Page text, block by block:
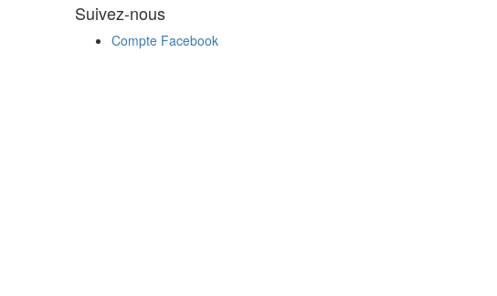
Suivez-nous
Compte Facebook